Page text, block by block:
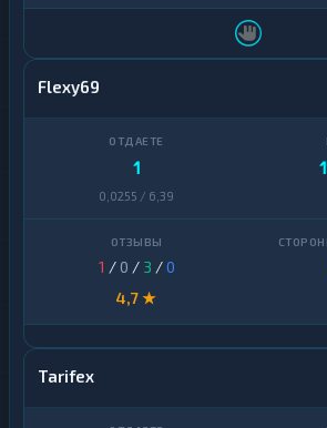
Flexy69
1
0,0255 / 6,39
1 / 0 / 3 /0
4,7 ★
Tarifex